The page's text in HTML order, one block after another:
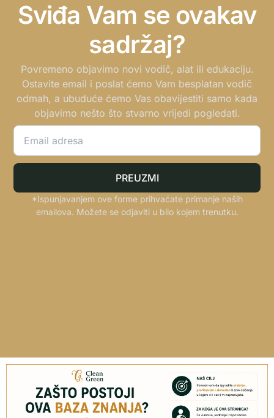
Sviđa Vam se ovakav
sadržaj?
Povremeno objavimo novi vodič, alat ili edukaciju.
Ostavite email i poslat ćemo Vam besplatan vodič
odmah, a ubuduće ćemo Vas obavijestiti samo kada
objavimo nešto što stvarno vrijedi pogledati.
PREUZMI
*Ispunjavanjem ove forme prihvaćate primanje naših
emailova. Možete se odjaviti u bilo kojem trenutku.